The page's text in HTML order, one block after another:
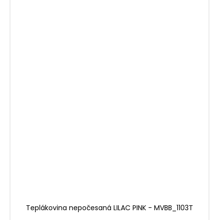
Teplákovina nepočesaná LILAC PINK - MVBB_1103T